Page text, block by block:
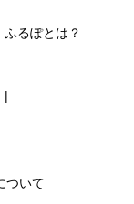
ふるぽとは？
ついて